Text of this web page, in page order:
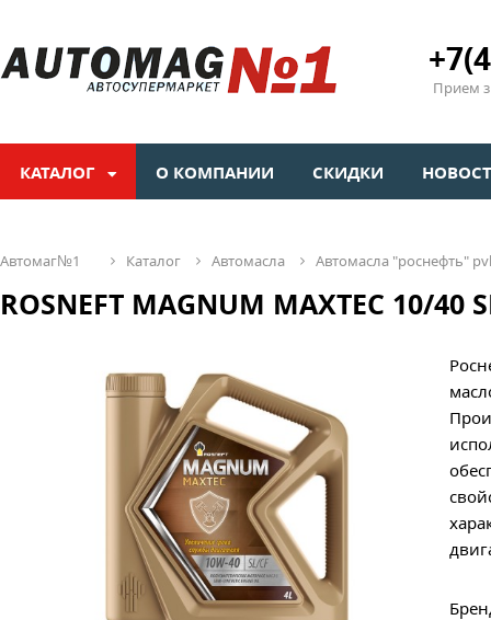
Прием
КАТАЛОГ О КОМПАНИИ СКИДКИ
автомаг№1 каталог автомасла автомасла "роснефть"
ROSNEFT MAGNUM MAXTEC 10/